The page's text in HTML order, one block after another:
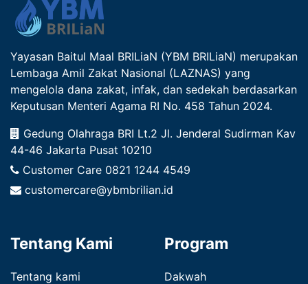
Yayasan Baitul Maal BRILiaN (YBM BRILiaN) merupakan
Lembaga Amil Zakat Nasional (LAZNAS) yang
mengelola dana zakat, infak, dan sedekah berdasarkan
Keputusan Menteri Agama RI No. 458 Tahun 2024.
Gedung Olahraga BRI Lt.2 Jl. Jenderal Sudirman Kav
44-46 Jakarta Pusat 10210
Customer Care 0821 1244 4549
customercare@ybmbrilian.id
Tentang Kami
Tentang kami
Program
Dakwah